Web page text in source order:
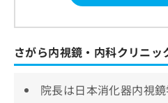
さがら内視鏡・内科クリニッ
院長は日本消化器内視